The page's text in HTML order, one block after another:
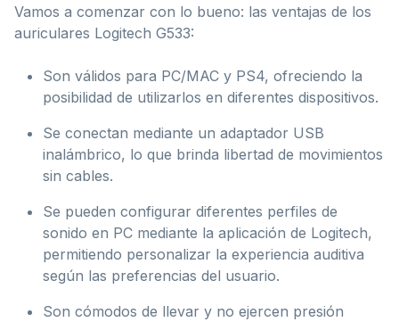
Vamos a comenzar con lo bueno: las ventajas de los
auriculares Logitech G533:
Son válidos para PC/MAC y PS4, ofreciendo la
posibilidad de utilizarlos en diferentes dispositivos.
Se conectan mediante un adaptador USB
inalámbrico, lo que brinda libertad de movimientos
sin cables.
Se pueden configurar diferentes perfiles de
sonido en PC mediante la aplicación de Logitech,
permitiendo personalizar la experiencia auditiva
según las preferencias del usuario.
Son cómodos de llevar y no ejercen presión